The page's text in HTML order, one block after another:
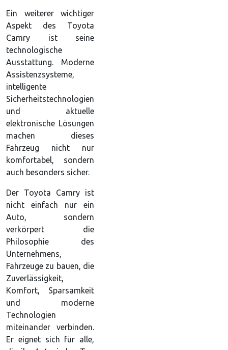
Ein weiterer wichtiger
Aspekt des Toyota
Camry ist seine
technologische
Ausstattung. Moderne
Assistenzsysteme,
intelligente
Sicherheitstechnologien
und aktuelle
elektronische Lösungen
machen dieses
Fahrzeug nicht nur
komfortabel, sondern
auch besonders sicher.
Der Toyota Camry ist
nicht einfach nur ein
Auto, sondern
verkörpert die
Philosophie des
Unternehmens,
Fahrzeuge zu bauen, die
Zuverlässigkeit,
Komfort, Sparsamkeit
und moderne
Technologien
miteinander verbinden.
Er eignet sich für alle,